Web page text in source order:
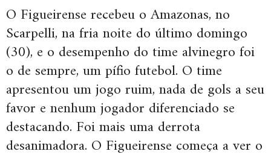
O Figueirense recebeu o Amazonas, no
Scarpelli, na fria noite do último domingo
(30), e o desempenho do time alvinegro foi
o de sempre, um pífio futebol. O time
apresentou um jogo ruim, nada de gols a seu
favor e nenhum jogador diferenciado se
destacando. Foi mais uma derrota
desanimadora. O Figueirense começa a ver o